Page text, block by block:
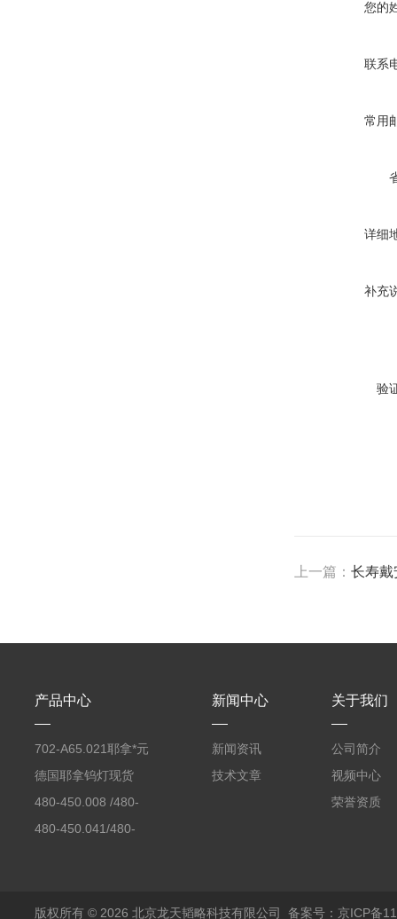
您的
联系
常用
详细
补充
验
上一篇：长寿
产品中心
702-A65.021耶拿*元
素分析仪反应罐
德国耶拿钨灯现货
480-450.008 /480-
450.008C耶拿镉Cd空
480-450.041/480-
包邮
新闻中心
新闻资讯
技术文章
关于我们
公司简介
视频中心
荣誉资质
版权所有 © 2026 北京龙天韬略科技有限公司 备案号：京ICP备